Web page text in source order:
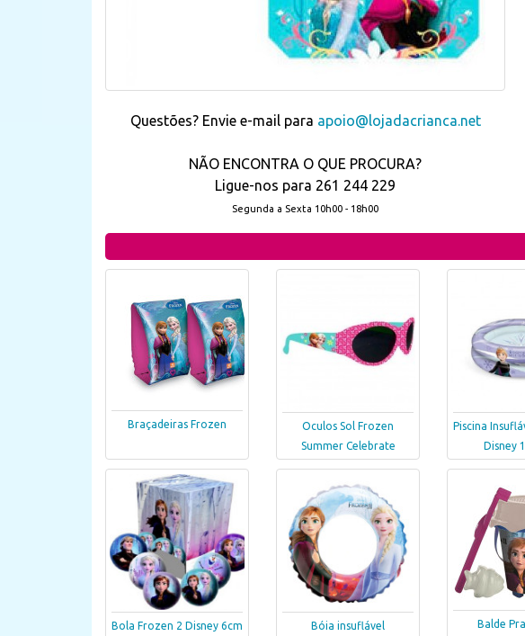
Questões? Envie e-mail para apoio@lojadacrianca.net
NÃO ENCONTRA O QUE PROCURA?
Ligue-nos para 261 244 229
Segunda a Sexta 10h00 - 18h00
Braçadeiras Frozen
Oculos Sol Frozen
Summer Celebrate
Piscina
Disney
Bola Frozen 2 Disney 6cm
Bóia insuflável
Balde